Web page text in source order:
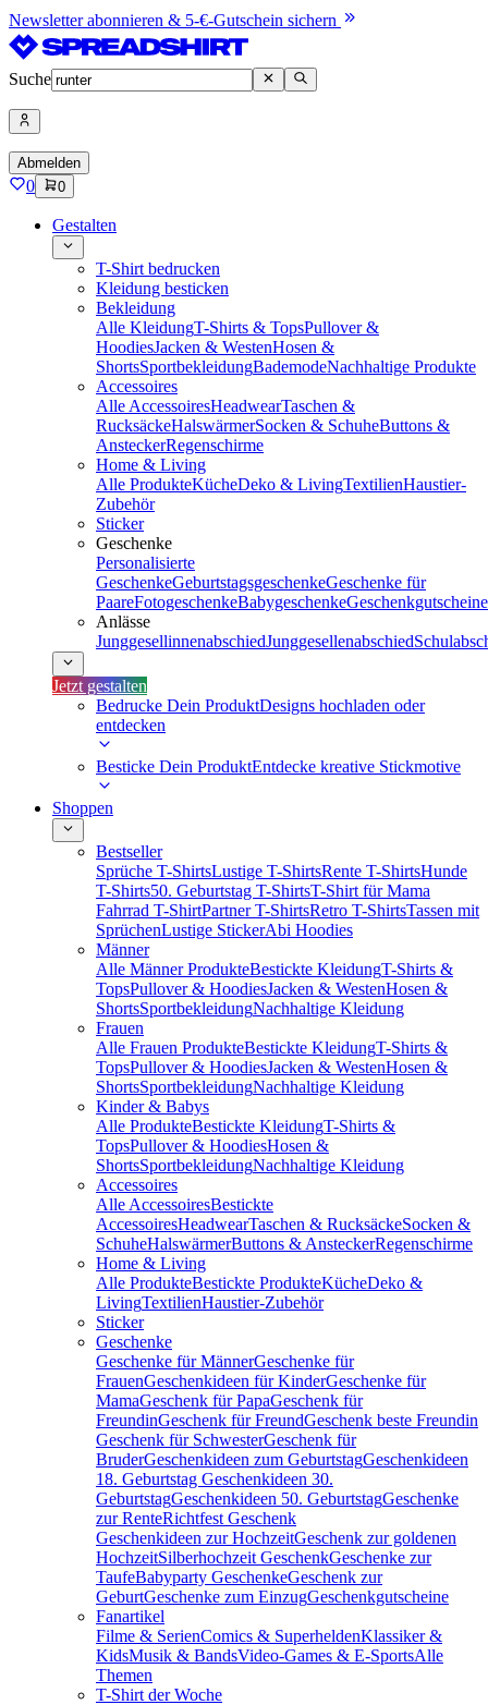
Newsletter abonnieren & 5-€-Gutschein sichern
Suche
Abmelden
0 0
Gestalten
T-Shirt bedrucken
Kleidung besticken
Bekleidung
Alle KleidungT-Shirts & TopsPullover &
HoodiesJacken & WestenHosen &
ShortsSportbekleidungBademodeNachhaltige Produkte
Accessoires
Alle AccessoiresHeadwearTaschen &
RucksäckeHalswärmerSocken & SchuheButtons &
AnsteckerRegenschirme
Home & Living
Alle ProdukteKücheDeko & LivingTextilienHaustier-
Zubehör
Sticker
Geschenke
Personalisierte
GeschenkeGeburtstagsgeschenkeGeschenke für
PaareFotogeschenkeBabygeschenkeGeschenkgutscheine
Anlässe
JunggesellinnenabschiedJunggesellenabschied
Jetzt gestalten
Bedrucke Dein ProduktDesigns hochladen oder
entdecken
Besticke Dein ProduktEntdecke kreative Stickmotive
Shoppen
Bestseller
Sprüche T-ShirtsLustige T-ShirtsRente T-ShirtsHunde
T-Shirts50. Geburtstag T-ShirtsT-Shirt für Mama
Fahrrad T-ShirtPartner T-ShirtsRetro T-ShirtsTassen mit
SprüchenLustige StickerAbi Hoodies
Männer
Alle Männer ProdukteBestickte KleidungT-Shirts &
TopsPullover & HoodiesJacken & WestenHosen &
ShortsSportbekleidungNachhaltige Kleidung
Frauen
Alle Frauen ProdukteBestickte KleidungT-Shirts &
TopsPullover & HoodiesJacken & WestenHosen &
ShortsSportbekleidungNachhaltige Kleidung
Kinder & Babys
Alle ProdukteBestickte KleidungT-Shirts &
TopsPullover & HoodiesHosen &
ShortsSportbekleidungNachhaltige Kleidung
Accessoires
Alle AccessoiresBestickte
AccessoiresHeadwearTaschen & RucksäckeSocken &
SchuheHalswärmerButtons & AnsteckerRegenschirme
Home & Living
Alle ProdukteBestickte ProdukteKücheDeko &
LivingTextilienHaustier-Zubehör
Sticker
Geschenke
Geschenke für MännerGeschenke für
FrauenGeschenkideen für KinderGeschenke für
MamaGeschenk für PapaGeschenk für
FreundinGeschenk für FreundGeschenk beste Freundin
Geschenk für SchwesterGeschenk für
BruderGeschenkideen zum GeburtstagGeschenkideen
18. Geburtstag Geschenkideen 30.
GeburtstagGeschenkideen 50. GeburtstagGeschenke
zur RenteRichtfest Geschenk
Geschenkideen zur HochzeitGeschenk zur goldenen
HochzeitSilberhochzeit GeschenkGeschenke zur
TaufeBabyparty GeschenkeGeschenk zur
GeburtGeschenke zum EinzugGeschenkgutscheine
Fanartikel
Filme & SerienComics & SuperheldenKlassiker &
KidsMusik & BandsVideo-Games & E-SportsAlle
Themen
T-Shirt der Woche